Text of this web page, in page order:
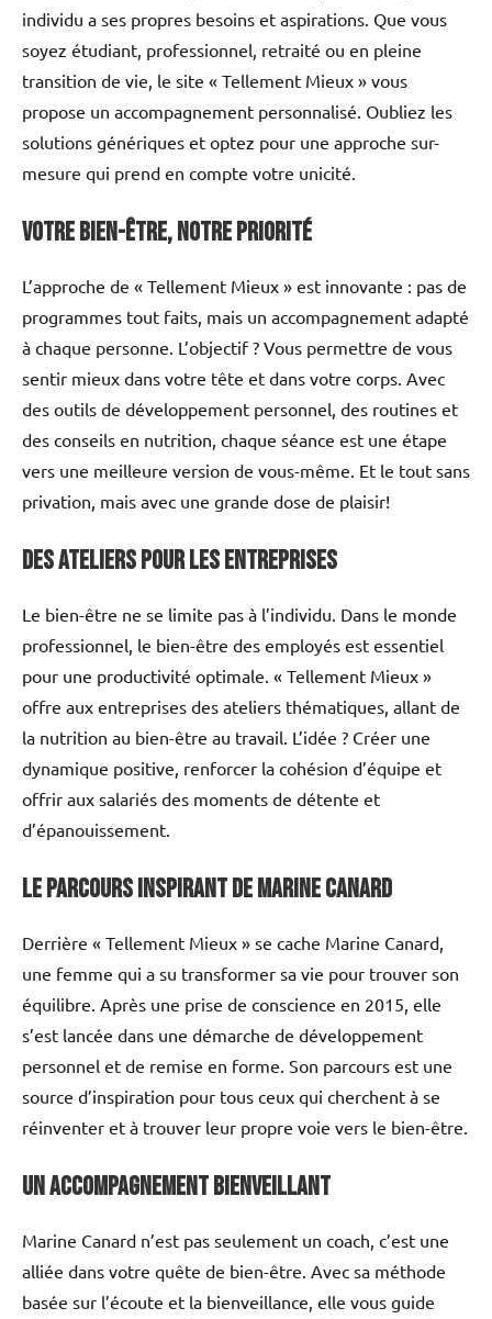
individu a ses propres besoins et aspirations. Que vous
soyez étudiant, professionnel, retraité ou en pleine
transition de vie, le site « Tellement Mieux » vous
propose un accompagnement personnalisé. Oubliez les
solutions génériques et optez pour une approche sur-
mesure qui prend en compte votre unicité.
Votre bien-être, notre priorité
L’approche de « Tellement Mieux » est innovante : pas de
programmes tout faits, mais un accompagnement adapté
à chaque personne. L’objectif ? Vous permettre de vous
sentir mieux dans votre tête et dans votre corps. Avec
des outils de développement personnel, des routines et
des conseils en nutrition, chaque séance est une étape
vers une meilleure version de vous-même. Et le tout sans
privation, mais avec une grande dose de plaisir!
Des ateliers pour les entreprises
Le bien-être ne se limite pas à l’individu. Dans le monde
professionnel, le bien-être des employés est essentiel
pour une productivité optimale. « Tellement Mieux »
offre aux entreprises des ateliers thématiques, allant de
la nutrition au bien-être au travail. L’idée ? Créer une
dynamique positive, renforcer la cohésion d’équipe et
offrir aux salariés des moments de détente et
d’épanouissement.
Le parcours inspirant de Marine Canard
Derrière « Tellement Mieux » se cache Marine Canard,
une femme qui a su transformer sa vie pour trouver son
équilibre. Après une prise de conscience en 2015, elle
s’est lancée dans une démarche de développement
personnel et de remise en forme. Son parcours est une
source d’inspiration pour tous ceux qui cherchent à se
réinventer et à trouver leur propre voie vers le bien-être.
Un accompagnement bienveillant
Marine Canard n’est pas seulement un coach, c’est une
alliée dans votre quête de bien-être. Avec sa méthode
basée sur l’écoute et la bienveillance, elle vous guide